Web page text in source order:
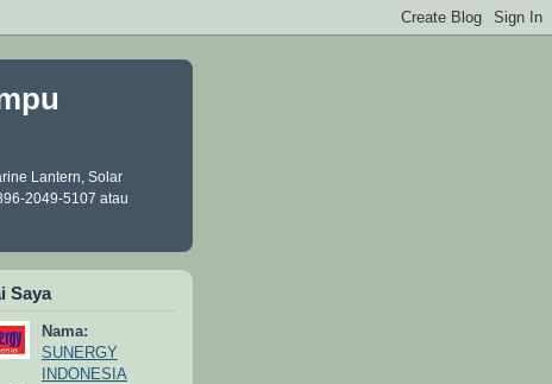
Lantern, Solar
2049-5107 atau
Saya
Nama:
SUNERGY
INDONESIA